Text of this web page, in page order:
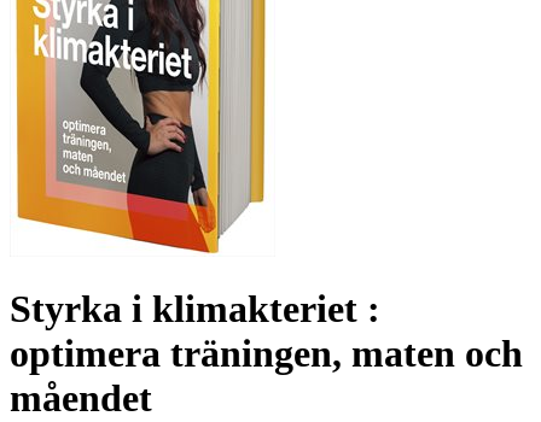
Styrka i klimakteriet :
optimera träningen, maten och
måendet